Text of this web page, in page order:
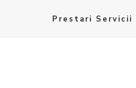
Prestari Servicii